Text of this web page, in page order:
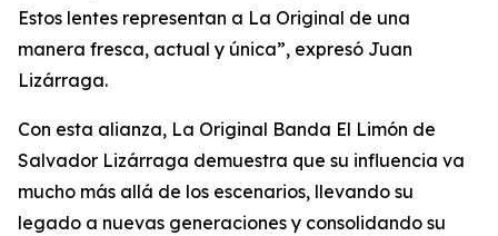
Estos lentes representan a La Original de una
manera fresca, actual y única”, expresó Juan
Lizárraga.
Con esta alianza, La Original Banda El Limón de
Salvador Lizárraga demuestra que su influencia va
mucho más allá de los escenarios, llevando su
legado a nuevas generaciones y consolidando su